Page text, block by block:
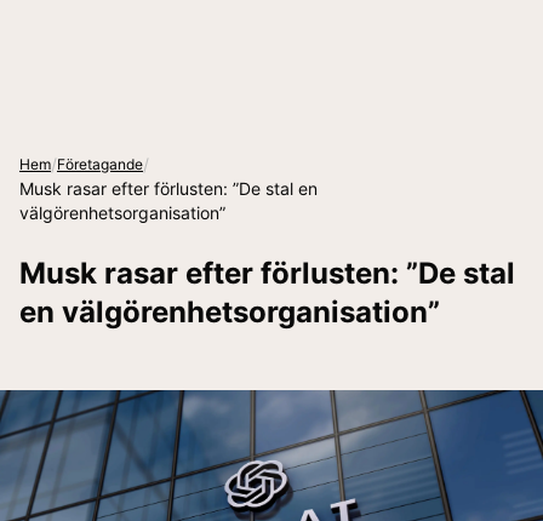
Hem/Företagande/
Musk rasar efter förlusten: ”De stal en
välgörenhetsorganisation”
Musk rasar efter förlusten: ”De stal
en välgörenhetsorganisation”